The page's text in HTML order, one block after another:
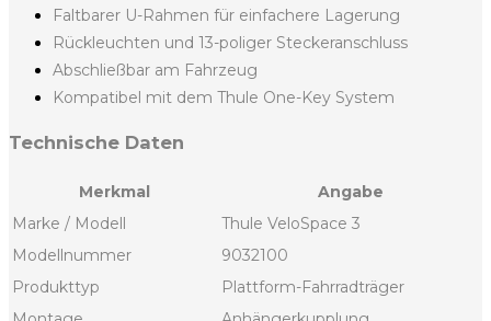
Faltbarer U-Rahmen für einfachere Lagerung
Rückleuchten und 13-poliger Steckeranschluss
Abschließbar am Fahrzeug
Kompatibel mit dem Thule One-Key System
Technische Daten
Merkmal
Angabe
Marke / Modell
Thule VeloSpace 3
Modellnummer
9032100
Produkttyp
Plattform-Fahrradträger